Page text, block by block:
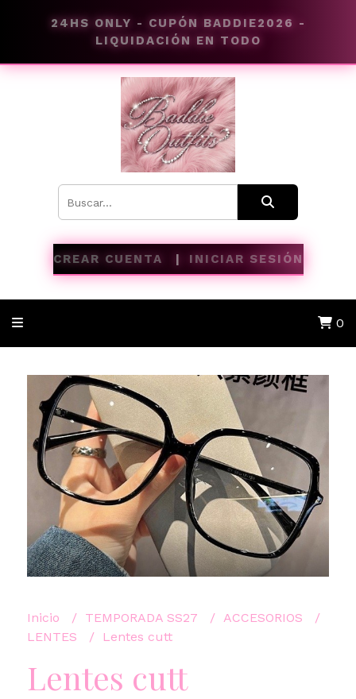
24HS ONLY - CUPÓN BADDIE2026 -
LIQUIDACIÓN EN TODO
CREAR CUENTA INICIAR SESIÓN
0
Inicio TEMPORADA SS27
ACCESORIOS
LENTES
Lentes cutt
Lentes cutt